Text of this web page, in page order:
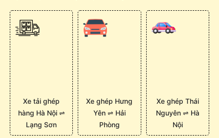
Xe tải ghép
hàng Hà Nội ⇌
Lạng Sơn
Xe ghép Hưng
Yên ⇌ Hải
Phòng
Xe ghép Thái
Nguyên ⇌ Hà
Nội